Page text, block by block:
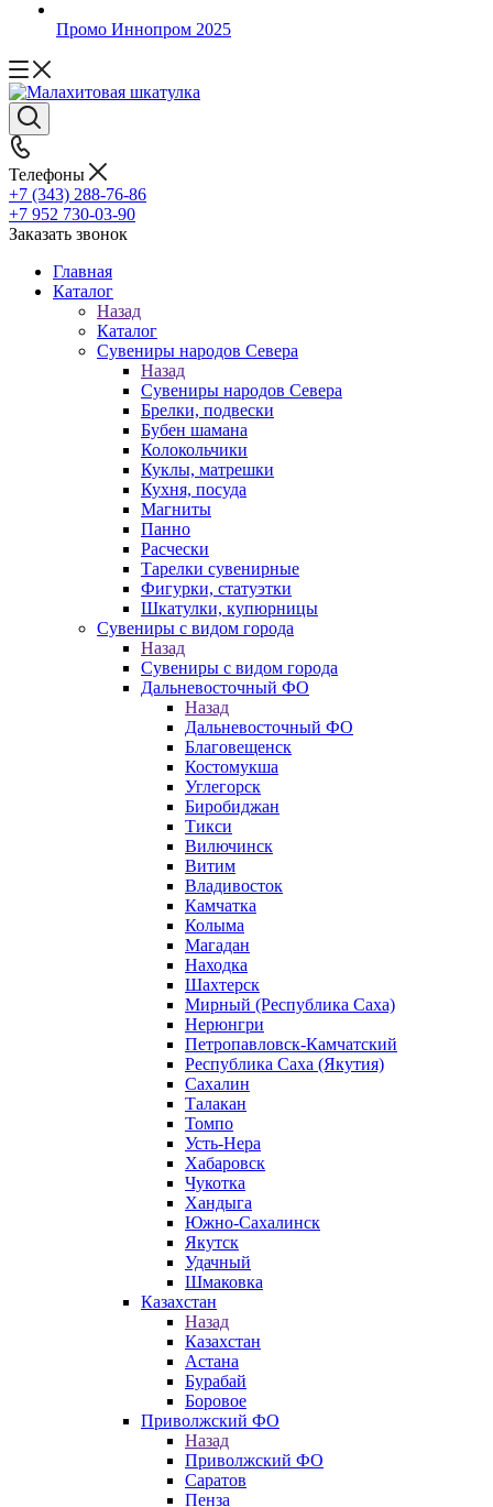
Промо Иннопром 2025
Телефоны
+7 (343) 288-76-86
+7 952 730-03-90
Заказать звонок
Главная
Каталог
Назад
Каталог
Сувениры народов Севера
Назад
Сувениры народов Севера
Брелки, подвески
Бубен шамана
Колокольчики
Куклы, матрешки
Кухня, посуда
Магниты
Панно
Расчески
Тарелки сувенирные
Фигурки, статуэтки
Шкатулки, купюрницы
Сувениры с видом города
Назад
Сувениры с видом города
Дальневосточный ФО
Назад
Дальневосточный ФО
Благовещенск
Костомукша
Углегорск
Биробиджан
Тикси
Вилючинск
Витим
Владивосток
Камчатка
Колыма
Магадан
Находка
Шахтерск
Мирный (Республика Саха)
Нерюнгри
Петропавловск-Камчатский
Республика Саха (Якутия)
Сахалин
Талакан
Томпо
Усть-Нера
Хабаровск
Чукотка
Хандыга
Южно-Сахалинск
Якутск
Удачный
Шмаковка
Казахстан
Назад
Казахстан
Астана
Бурабай
Боровое
Приволжский ФО
Назад
Приволжский ФО
Саратов
Пенза